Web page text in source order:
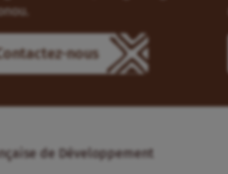
nous
de Développement